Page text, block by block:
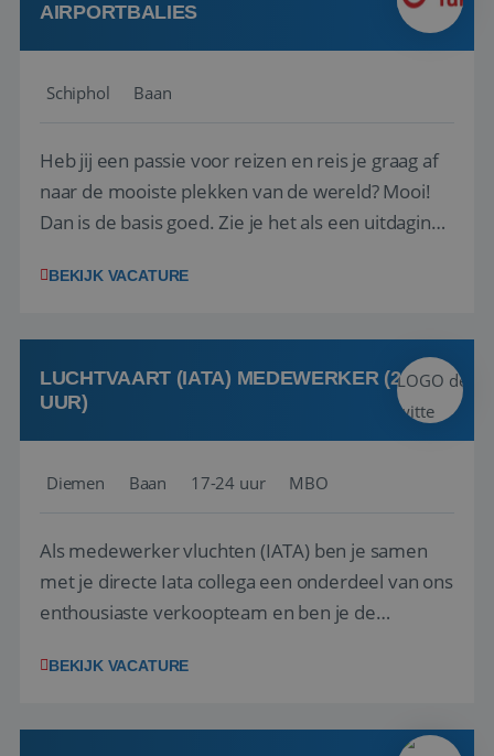
AIRPORTBALIES
Schiphol Baan
Heb jij een passie voor reizen en reis je graag af
naar de mooiste plekken van de wereld? Mooi!
Dan is de basis goed. Zie je het als een uitdaging
het samenstellen en boeken van de perfecte
deze onderdelen zijn nu samen gevoegd...
BEKIJK VACATURE
LUCHTVAART (IATA) MEDEWERKER (24-32
UUR)
Diemen Baan 17-24 uur MBO
Als medewerker vluchten (IATA) ben je samen
met je directe Iata collega een onderdeel van ons
enthousiaste verkoopteam en ben je de
en tarieven waar je collega’s niet uitkomen.
kwaliteitsbewaking van alles wat met IATA te m...
BEKIJK VACATURE